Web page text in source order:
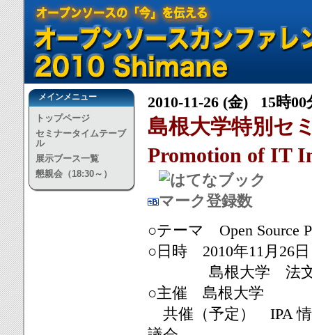
メインメニュー
トップページ
セミナータイムテーブ
ル
展示ブース一覧
懇親会（18:30～）
2010-11-26 (金) 15時00
島根大学特別セ
Promotion of IT
○テーマ Open Source
○日時 2010年11月26
島根大学 法文学
○主催 島根大学
共催（予定） IPA 情